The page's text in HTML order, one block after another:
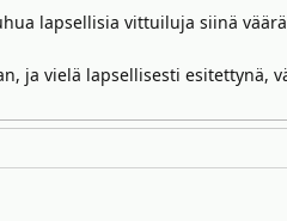
lapsellisia vittuiluja siinä
ja vielä lapsellisesti esitettynä,